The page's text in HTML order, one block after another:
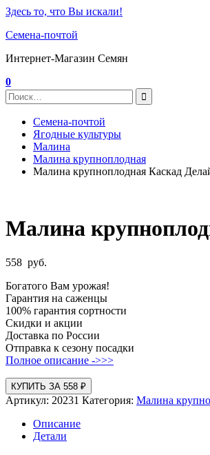
Здесь то, что Вы искали!
Семена-почтой
Интернет-Магазин Семян
0
Семена-почтой
Ягодные культуры
Малина
Малина крупноплодная
Малина крупноплодная Каскад
Малина
558 руб.
Богатого Вам урожая!
Гарантия на саженцы
100% гарантия сортности
Скидки и акции
Доставка по России
Отправка к сезону посадки
Полное описание ->>>
КУПИТЬ ЗА 558 ₽
Артикул: 20231 Категория: Малина
Описание
Детали